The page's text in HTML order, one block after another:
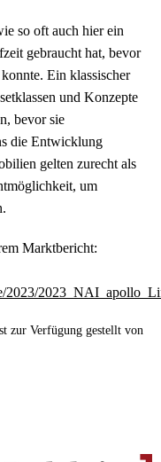
so oft auch hier ein
gebraucht hat, bevor
Ein klassischer
und Konzepte
bevor sie
die Entwicklung
gelten zurecht als
um
Marktbericht:
2023/
zur Verfügung gestellt von